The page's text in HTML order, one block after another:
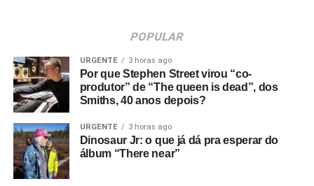
POPULAR
URGENTE 3 horas ago
Por que Stephen Street virou “co-
produtor” de “The queen is dead”, dos
Smiths, 40 anos depois?
URGENTE 3 horas ago
Dinosaur Jr: o que já dá pra esperar do
álbum “There near”